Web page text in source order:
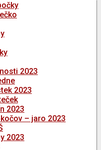
2023
2023
2023
– jaro 2023
2023